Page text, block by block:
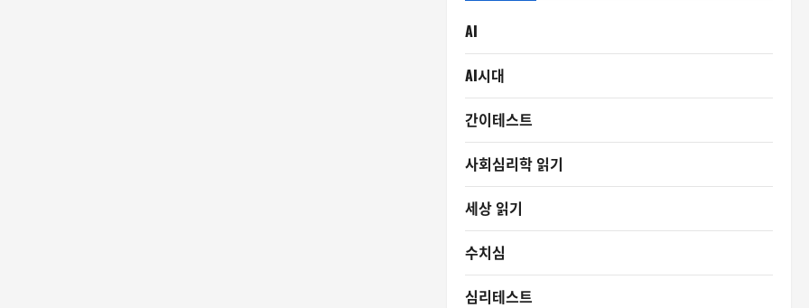
AI
AI시대
간이테스트
사회심리학 읽기
세상 읽기
수치심
심리테스트